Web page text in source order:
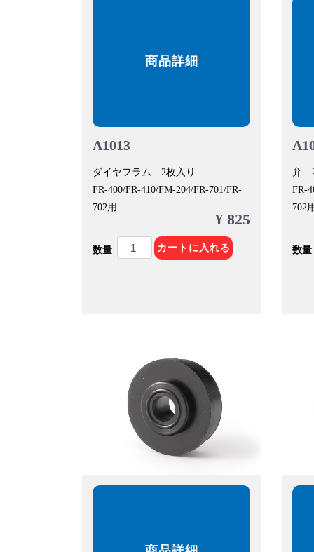
商品詳細
A1013
ダイヤフラム 2枚入り
FR-400/FR-410/FM-204/FR-701/FR-
702用
¥ 825
数量 カートに入れる
弁
FR-
702
数量